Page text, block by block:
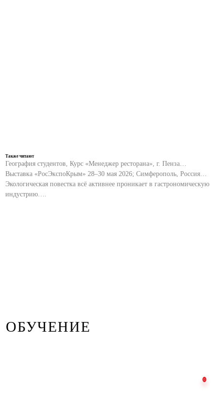
Также читают
География студентов, Курс «Менеджер ресторана», г. Пенза…
Выставка «РосЭкспоКрым» 28–30 мая 2026; Симферополь, Россия…
Экологическая повестка всё активнее проникает в гастрономическую
индустрию….
ОБУЧЕНИЕ